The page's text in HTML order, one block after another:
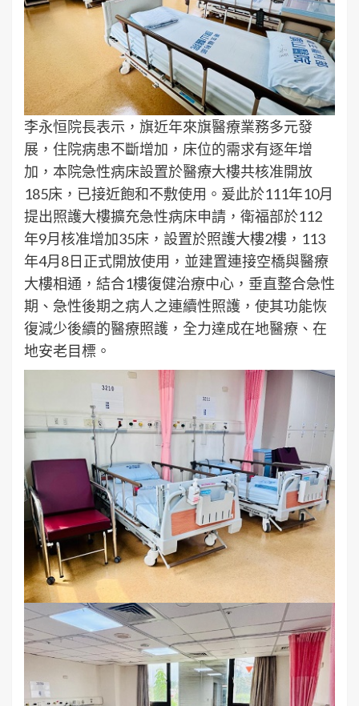
李永恒院長表示，旗近年來旗醫療業務多元發
展，住院病患不斷增加，床位的需求有逐年增
加，本院急性病床設置於醫療大樓共核准開放
185床，已接近飽和不敷使用。爰此於111年10月
提出照護大樓擴充急性病床申請，衛福部於112
年9月核准增加35床，設置於照護大樓2樓，113
年4月8日正式開放使用，並建置連接空橋與醫療
大樓相通，結合1樓復健治療中心，垂直整合急性
期、急性後期之病人之連續性照護，使其功能恢
復減少後續的醫療照護，全力達成在地醫療、在
地安老目標。